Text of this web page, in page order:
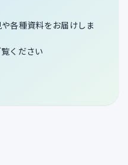
各種資料をお届けしま
ください